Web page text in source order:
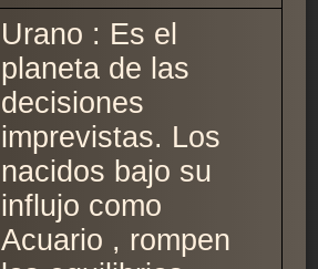
Urano : Es el
planeta de las
decisiones
imprevistas. Los
nacidos bajo su
influjo como
Acuario , rompen